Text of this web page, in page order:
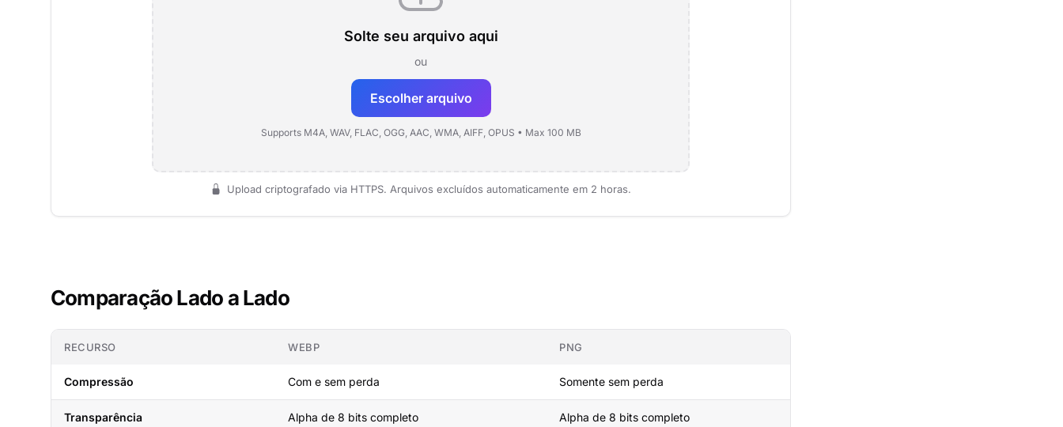
Solte seu arquivo aqui
ou
Escolher arquivo
Supports M4A, WAV, FLAC, OGG, AAC, WMA, AIFF, OPUS • Max 100 MB
Upload criptografado via HTTPS. Arquivos excluídos automaticamente em 2 horas.
Comparação Lado a Lado
RECURSO WEBP PNG
Compressão Com e sem perda Somente sem perda
Transparência Alpha de 8 bits completo Alpha de 8 bits completo